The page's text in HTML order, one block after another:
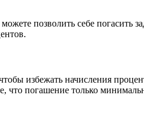
позволить себе погасить
избежать начисления
что погашение только